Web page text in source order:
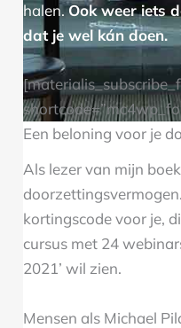
halen.Ook weer iets
dat je wel kán doen.
Een beloning voor je
Als lezer van mijn
kortingscode voor je,
cursus met 24
2021’ wil zien.
Mensen als Michael